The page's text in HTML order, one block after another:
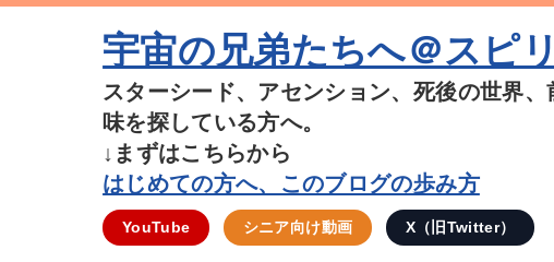
宇宙の兄弟たちへ＠スピ
スターシード、アセンション、死後の世界
味を探している方へ。
↓まずはこちらから
はじめての方へ、このブログの歩み方
YouTube シニア向け動画 X（旧Twitter）